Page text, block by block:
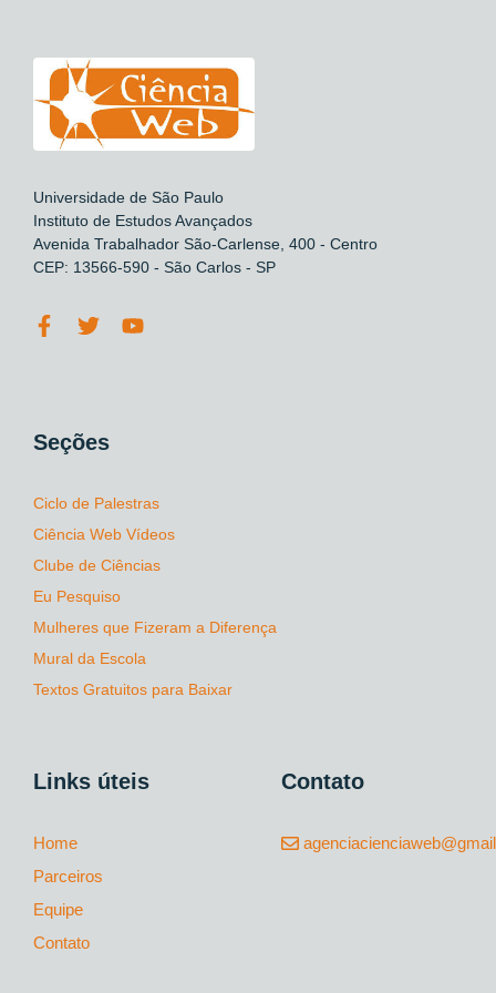
Universidade de São Paulo
Instituto de Estudos Avançados
Avenida Trabalhador São-Carlense, 400 - Centro
CEP: 13566-590 - São Carlos - SP
Seções
Ciclo de Palestras
Ciência Web Vídeos
Clube de Ciências
Eu Pesquiso
Mulheres que Fizeram a Diferença
Mural da Escola
Textos Gratuitos para Baixar
Links úteis
Home
Parceiros
Equipe
Contato
Contato